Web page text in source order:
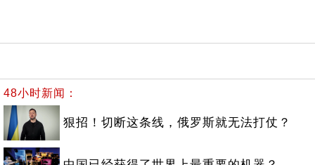
48小时新闻：
狠招！切断这条线，俄罗斯就无法打仗？